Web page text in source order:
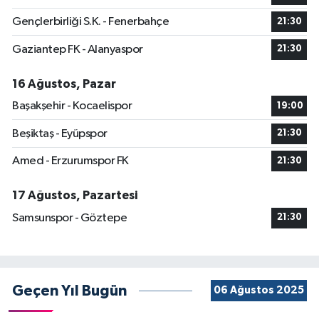
Gençlerbirliği S.K. - Fenerbahçe 21:30
Gaziantep FK - Alanyaspor 21:30
16 Ağustos, Pazar
Başakşehir - Kocaelispor
19:00
Beşiktaş - Eyüpspor 21:30
Amed - Erzurumspor FK 21:30
17 Ağustos, Pazartesi
Samsunspor - Göztepe
21:30
Geçen Yıl Bugün 06 Ağustos 2025